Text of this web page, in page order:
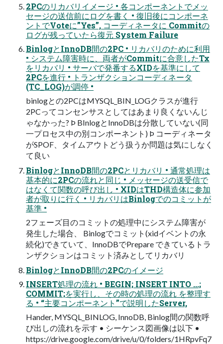
2PCのリカバリイメージ • 各コンポーネントでメッ
セージの送信前にログを書く • 復旧後にコンポーネ
ントでVoteに”Yes”, コーディネータに Commitの
ログが残っていたら復元 System Failure
BinlogとInnoDB間の2PC • リカバリのために利⽤
• システム障害時に、両者がCommitに合意したTx
をリカバリ • サーバで発番するXIDを基準にして
2PCを進⾏ • トランザクションコーディネータ
(TC_LOG)が調停 •
binlogとの2PCはMYSQL_BIN_LOGクラスが進⾏
2PCってコンセンサスとしてはあまり良くないんじ
ゃなかった? Þ BInlogとInnoDBは分散していない(同
⼀プロセス中の別コンポーネント) Þ コーディネータ
がSPOF、タイムアウトどう扱うか問題は気にしなく
て良い
BinlogとInnoDB間の2PCとリカバリ • 通常処理は
基本的に2PCの流れと同じ • メッセージの送受信で
はなくて関数の呼び出し • XIDはTHD構造体に参加
者が取りに⾏く • リカバリはBinlogでのコミットが
基準 •
2フェーズ⽬のコミットの処理中にシステム障害が
発⽣した場合、 Binlogでコミット(xidイベントの永
続化)できていて、InnoDBでPrepare できているトラ
ンザクションはコミット済みとしてリカバリ
BinlogとInnoDB間の2PCのイメージ
INSERT処理の流れ • BEGIN; INSERT INTO ...;
COMMIT;を実⾏し、その時の処理の流れ を整理す
る • “主要コンポーネント”で説明したServer,
Hander, MYSQL_BINLOG, InnoDB, Binlog間の関数呼
び出しの流れを⽰す • シーケンス図画像は以下 •
https://drive.google.com/drive/u/0/folders/1HRpvFq7